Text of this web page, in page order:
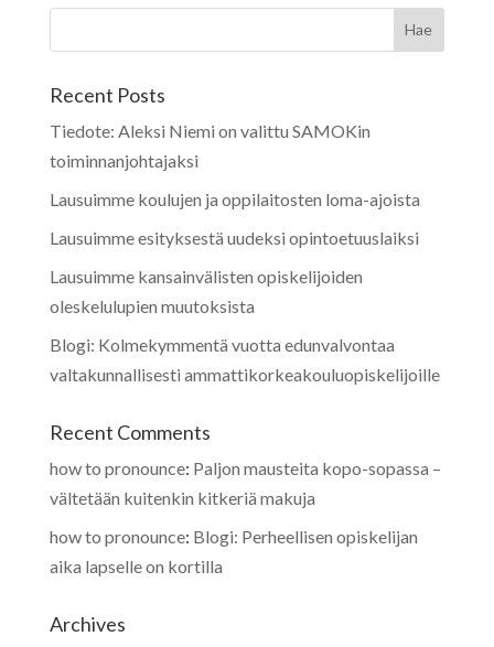
Recent Posts
Tiedote: Aleksi Niemi on valittu SAMOKin
toiminnanjohtajaksi
Lausuimme koulujen ja oppilaitosten loma-ajoista
Lausuimme esityksestä uudeksi opintoetuuslaiksi
Lausuimme kansainvälisten opiskelijoiden
oleskelulupien muutoksista
Blogi: Kolmekymmentä vuotta edunvalvontaa
valtakunnallisesti ammattikorkeakouluopiskelijoille
Recent Comments
how to pronounce: Paljon mausteita kopo-sopassa –
vältetään kuitenkin kitkeriä makuja
how to pronounce: Blogi: Perheellisen opiskelijan
aika lapselle on kortilla
Archives